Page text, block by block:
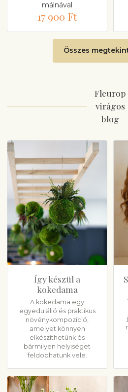
málnával
17 900 Ft
Összes
Fleurop
virágos
blog
Így készül a
kokedama
A kokedama egy
egyedülálló és praktikus
növénykompozíció,
amelyet könnyen
elkészíthetünk és
bármilyen helyiséget
feldobhatunk vele.